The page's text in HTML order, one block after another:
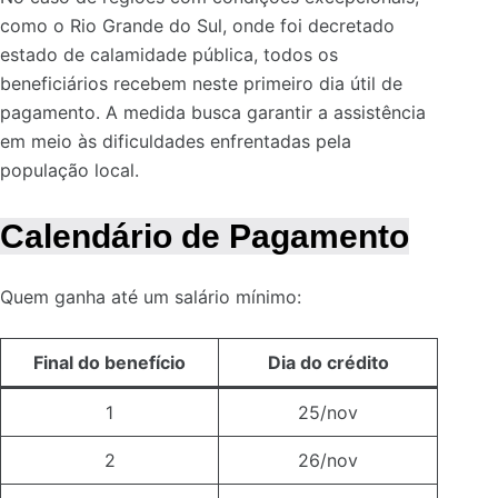
como o Rio Grande do Sul, onde foi decretado
estado de calamidade pública, todos os
beneficiários recebem neste primeiro dia útil de
pagamento. A medida busca garantir a assistência
em meio às dificuldades enfrentadas pela
população local.
Calendário de Pagamento
Quem ganha até um salário mínimo:
Final do benefício Dia do crédito
1 25/nov
2 26/nov